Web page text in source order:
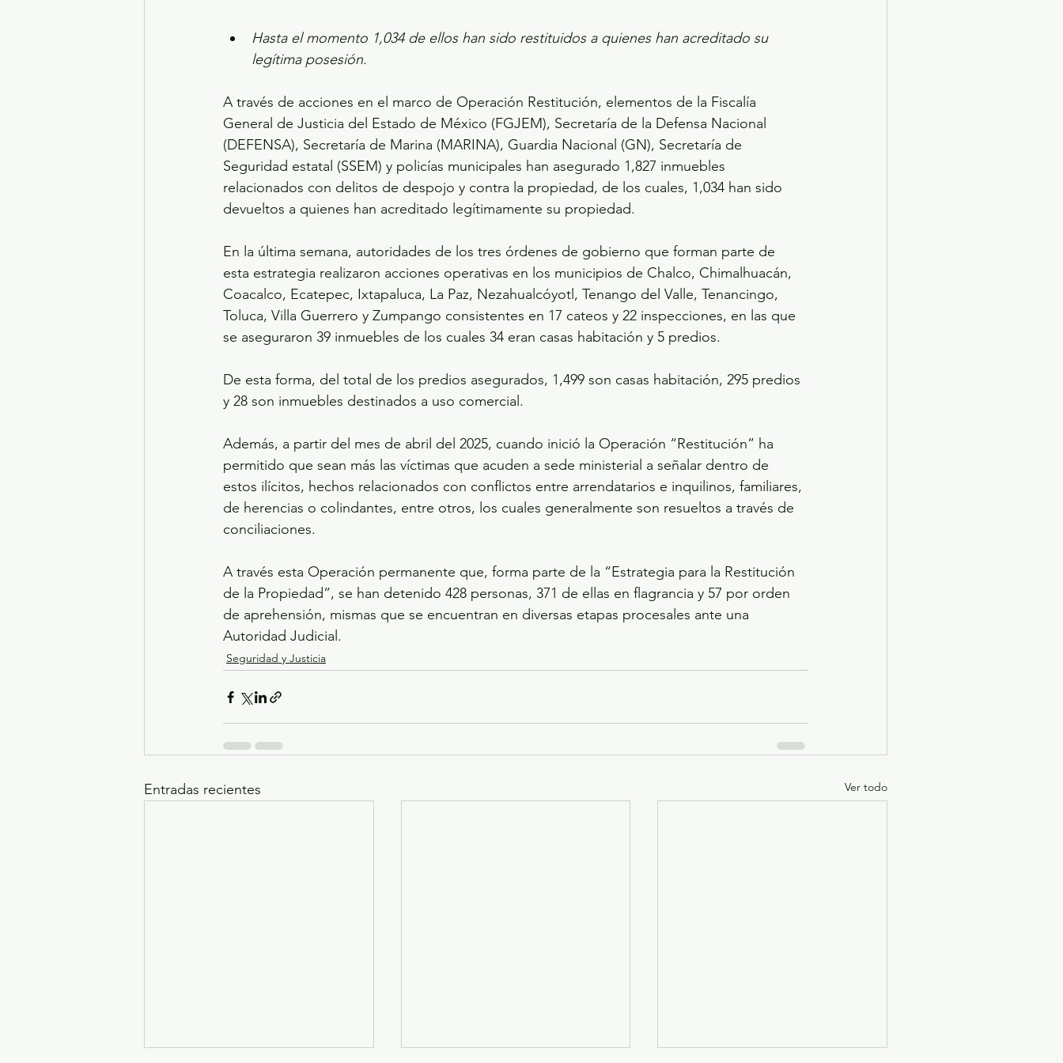
Hasta el momento 1,034 de ellos han sido restituidos a quienes han acreditado su
legítima posesión.
A través de acciones en el marco de Operación Restitución, elementos de la Fiscalía
General de Justicia del Estado de México (FGJEM), Secretaría de la Defensa Nacional
(DEFENSA), Secretaría de Marina (MARINA), Guardia Nacional (GN), Secretaría de
Seguridad estatal (SSEM) y policías municipales han asegurado 1,827 inmuebles
relacionados con delitos de despojo y contra la propiedad, de los cuales, 1,034 han sido
devueltos a quienes han acreditado legítimamente su propiedad.
En la última semana, autoridades de los tres órdenes de gobierno que forman parte de
esta estrategia realizaron acciones operativas en los municipios de Chalco, Chimalhuacán,
Coacalco, Ecatepec, Ixtapaluca, La Paz, Nezahualcóyotl, Tenango del Valle, Tenancingo,
Toluca, Villa Guerrero y Zumpango consistentes en 17 cateos y 22 inspecciones, en las que
se aseguraron 39 inmuebles de los cuales 34 eran casas habitación y 5 predios.
De esta forma, del total de los predios asegurados, 1,499 son casas habitación, 295 predios
y 28 son inmuebles destinados a uso comercial.
Además, a partir del mes de abril del 2025, cuando inició la Operación “Restitución” ha
permitido que sean más las víctimas que acuden a sede ministerial a señalar dentro de
estos ilícitos, hechos relacionados con conflictos entre arrendatarios e inquilinos, familiares,
de herencias o colindantes, entre otros, los cuales generalmente son resueltos a través de
conciliaciones.
A través esta Operación permanente que, forma parte de la “Estrategia para la Restitución
de la Propiedad”, se han detenido 428 personas, 371 de ellas en flagrancia y 57 por orden
de aprehensión, mismas que se encuentran en diversas etapas procesales ante una
Autoridad Judicial.
Seguridad y Justicia
Entradas recientes Ver todo